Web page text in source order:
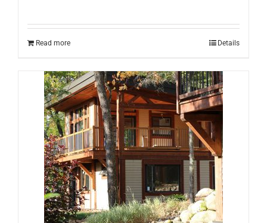
Read more Details